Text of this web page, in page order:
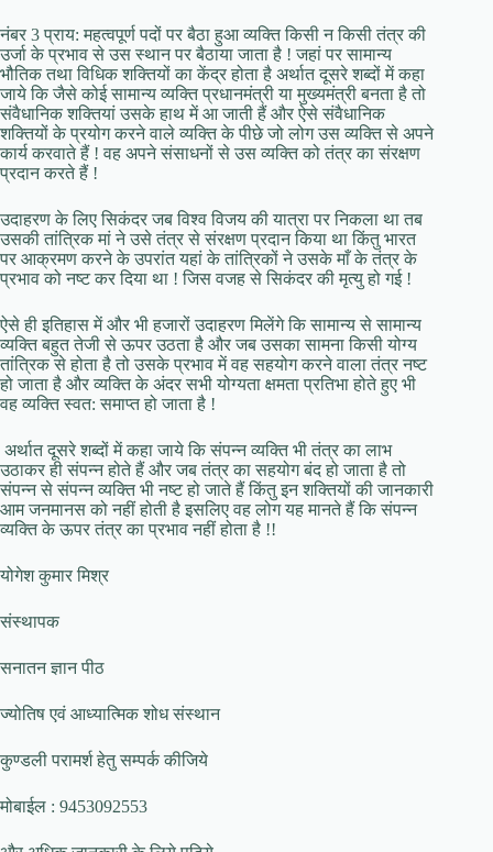
नंबर 3 प्राय: महत्वपूर्ण पदों पर बैठा हुआ व्यक्ति किसी न किसी तंत्र की
उर्जा के प्रभाव से उस स्थान पर बैठाया जाता है ! जहां पर सामान्य
भौतिक तथा विधिक शक्तियों का केंद्र होता है अर्थात दूसरे शब्दों में कहा
जाये कि जैसे कोई सामान्य व्यक्ति प्रधानमंत्री या मुख्यमंत्री बनता है तो
संवैधानिक शक्तियां उसके हाथ में आ जाती हैं और ऐसे संवैधानिक
शक्तियों के प्रयोग करने वाले व्यक्ति के पीछे जो लोग उस व्यक्ति से अपने
कार्य करवाते हैं ! वह अपने संसाधनों से उस व्यक्ति को तंत्र का संरक्षण
प्रदान करते हैं !
उदाहरण के लिए सिकंदर जब विश्व विजय की यात्रा पर निकला था तब
उसकी तांत्रिक मां ने उसे तंत्र से संरक्षण प्रदान किया था किंतु भारत
पर आक्रमण करने के उपरांत यहां के तांत्रिकों ने उसके माँ के तंत्र के
प्रभाव को नष्ट कर दिया था ! जिस वजह से सिकंदर की मृत्यु हो गई !
ऐसे ही इतिहास में और भी हजारों उदाहरण मिलेंगे कि सामान्य से सामान्य
व्यक्ति बहुत तेजी से ऊपर उठता है और जब उसका सामना किसी योग्य
तांत्रिक से होता है तो उसके प्रभाव में वह सहयोग करने वाला तंत्र नष्ट
हो जाता है और व्यक्ति के अंदर सभी योग्यता क्षमता प्रतिभा होते हुए भी
वह व्यक्ति स्वत: समाप्त हो जाता है !
अर्थात दूसरे शब्दों में कहा जाये कि संपन्न व्यक्ति भी तंत्र का लाभ
उठाकर ही संपन्न होते हैं और जब तंत्र का सहयोग बंद हो जाता है तो
संपन्न से संपन्न व्यक्ति भी नष्ट हो जाते हैं किंतु इन शक्तियों की जानकारी
आम जनमानस को नहीं होती है इसलिए वह लोग यह मानते हैं कि संपन्न
व्यक्ति के ऊपर तंत्र का प्रभाव नहीं होता है !!
योगेश कुमार मिश्र
संस्थापक
सनातन ज्ञान पीठ
ज्योतिष एवं आध्यात्मिक शोध संस्थान
कुण्डली परामर्श हेतु सम्पर्क कीजिये
मोबाईल : 9453092553